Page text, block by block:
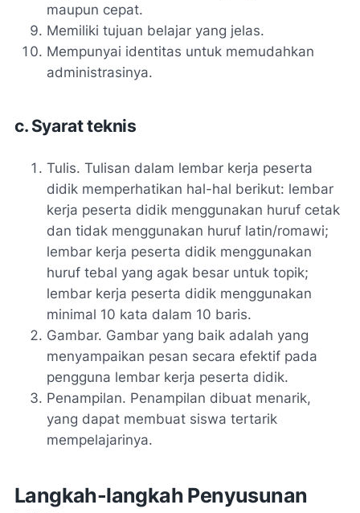
maupun cepat.
Memiliki tujuan belajar yang jelas.
Mempunyai identitas untuk memudahkan
administrasinya.
c. Syarat teknis
Tulis. Tulisan dalam lembar kerja peserta
didik memperhatikan hal-hal berikut: lembar
kerja peserta didik menggunakan huruf cetak
dan tidak menggunakan huruf latin/romawi;
lembar kerja peserta didik menggunakan
huruf tebal yang agak besar untuk topik;
lembar kerja peserta didik menggunakan
minimal 10 kata dalam 10 baris.
Gambar. Gambar yang baik adalah yang
menyampaikan pesan secara efektif pada
pengguna lembar kerja peserta didik.
Penampilan. Penampilan dibuat menarik,
yang dapat membuat siswa tertarik
mempelajarinya.
Langkah-langkah Penyusunan